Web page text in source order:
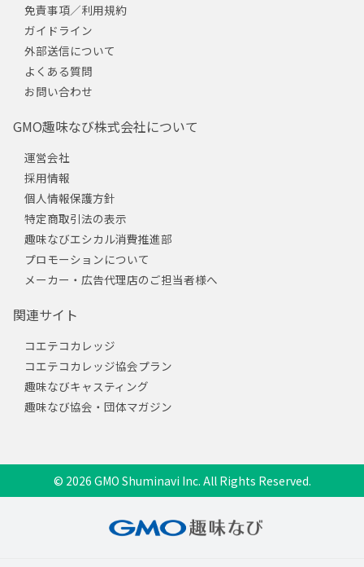
免責事項／利用規約
ガイドライン
外部送信について
よくある質問
お問い合わせ
GMO趣味なび株式会社について
運営会社
採用情報
個人情報保護方針
特定商取引法の表示
趣味なびエシカル消費推進部
プロモーションについて
メーカー・広告代理店のご担当者様へ
関連サイト
コエテコカレッジ
コエテコカレッジ協会プラン
趣味なびキャスティング
趣味なび協会・団体マガジン
© 2026 GMO Shuminavi Inc. All Rights Reserved.